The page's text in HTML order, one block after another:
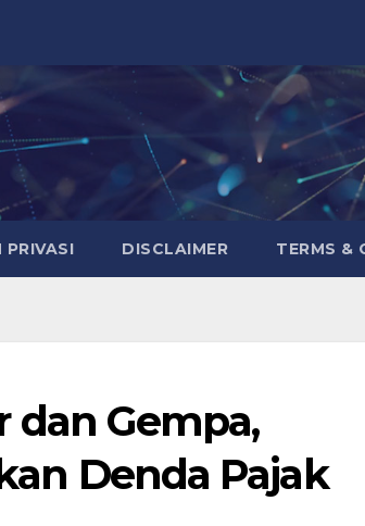
PRIVASI DISCLAIMER TERMS &
dan Gempa,
Denda Pajak